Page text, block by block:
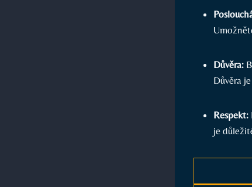
Důvěra:
Důvěra
Respekt:
⁤je